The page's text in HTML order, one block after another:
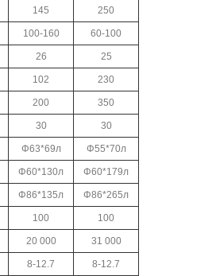
145 250
100-160 60-100
26 25
102 230
200 350
30 30
Φ63*69л Φ55*70л
Φ60*130л Φ60*179л
Φ86*135л Φ86*265л
100 100
20 000 31 000
8-12.7 8-12.7